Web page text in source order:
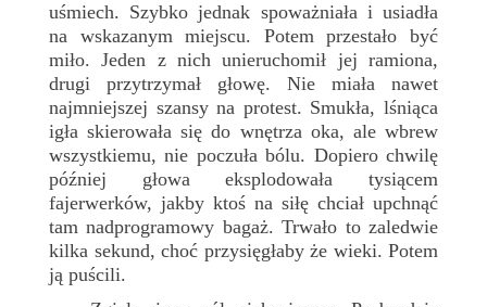
uśmiech. Szybko jednak spoważniała i usiadła
na wskazanym miejscu. Potem przestało być
miło. Jeden z nich unieruchomił jej ramiona,
drugi przytrzymał głowę. Nie miała nawet
najmniejszej szansy na protest. Smukła, lśniąca
igła skierowała się do wnętrza oka, ale wbrew
wszystkiemu, nie poczuła bólu. Dopiero chwilę
później głowa eksplodowała tysiącem
fajerwerków, jakby ktoś na siłę chciał upchnąć
tam nadprogramowy bagaż. Trwało to zaledwie
kilka sekund, choć przysięgłaby że wieki. Potem
ją puścili.